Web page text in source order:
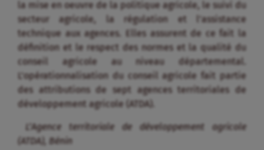
la mise en oeuvre de la politique agricole, le suivi du
secteur agricole, la régulation et l’assistance
technique aux agences. Elles assurent de ce fait la
définition et le respect des normes et la qualité du
conseil agricole au niveau départemental.
L’opérationnalisation du conseil agricole fait partie
des attributions de sept agences territoriales de
développement agricole (ATDA).
L’Agence territoriale de développement agricole
(ATDA), Bénin